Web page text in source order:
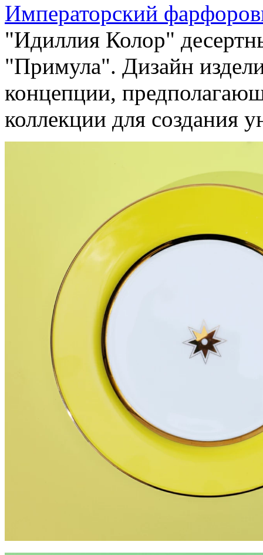
Императорский
"Идиллия Колор"
"Примула". Дизайн
концепции,
коллекции для создания